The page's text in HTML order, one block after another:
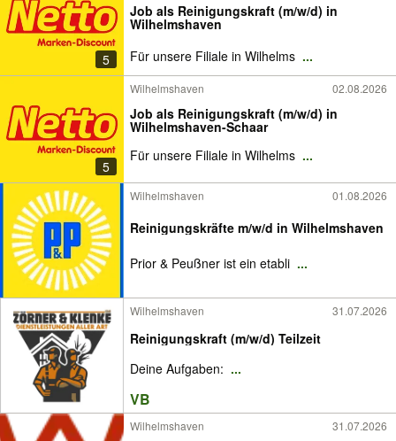
5
Job als Reinigungskraft (m/w/d) in
Wilhelmshaven
Für unsere Filiale in Wilhelms ...
5
Wilhelmshaven 02.08.2026
Job als Reinigungskraft (m/w/d) in
Wilhelmshaven-Schaar
Für unsere Filiale in Wilhelms ...
Wilhelmshaven 01.08.2026
Reinigungskräfte m/w/d in Wilhelmshaven
Prior & Peußner ist ein etabli ...
Wilhelmshaven 31.07.2026
Reinigungskraft (m/w/d) Teilzeit
Deine Aufgaben: ...
VB
Wilhelmshaven 31.07.2026